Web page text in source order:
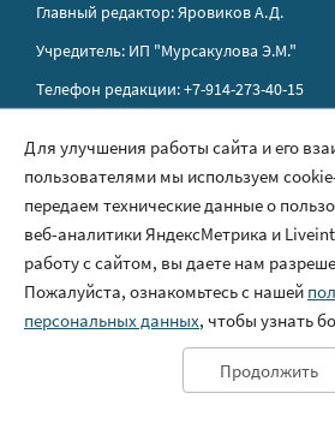
Главный редактор: Яровиков А.Д.
Учредитель: ИП "Мурсакулова Э.М."
Телефон редакции: +7-914-273-40-15
Правила сайта
Политика обработки персональных
Размещение рекламы
Контакты
Для улучшения работы сайта и его
пользователями мы используем
передаем технические данные о
веб-аналитики ЯндексМетрика и
работу с сайтом, вы даете нам
Пожалуйста, ознакомьтесь с нашей
персональных данных, чтобы узнать
Продолжить